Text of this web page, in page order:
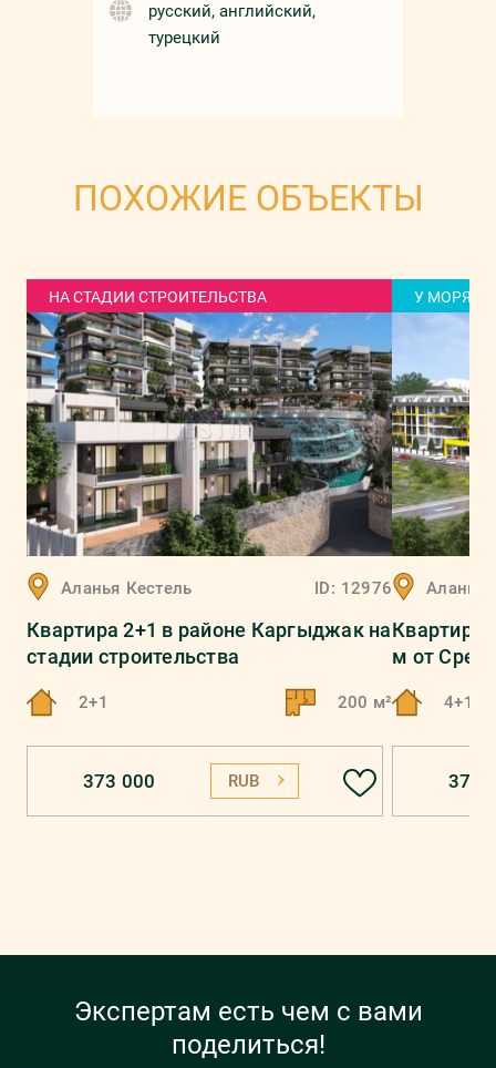
русский, английский,
турецкий
ПОХОЖИЕ ОБЪЕКТЫ
НА СТАДИИ СТРОИТЕЛЬСТВА
Аланья Кестель ID: 12976
Квартира 2+1 в районе Каргыджак на
стадии строительства
2+1 200 м²
373 000 RUB
У МОРЯ
Аланья
Квартира
м от
4+1
374
Экспертам есть чем с вами
поделиться!